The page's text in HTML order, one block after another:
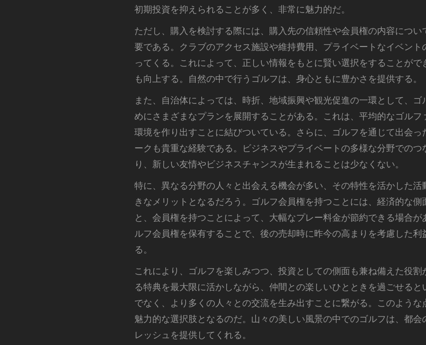
初期投資を抑えられることが多く、非常に魅力的だ。
ただし、購入を検討する際には、購入先の信頼性や会員権の内容につい
要である。クラブのアクセス施設や維持費用、プライベートなイベント
ってくる。これによって、正しい情報をもとに賢い選択をすることがで
も向上する。自然の中で行うゴルフは、身心ともに豊かさを提供する。
また、自治体によっては、時折、地域振興や観光促進の一環として、ゴ
めにさまざまなプランを展開することがある。これは、平均的なゴルフ
環境を作り出すことに結びついている。さらに、ゴルフを通じて出会っ
ークも貴重な経験である。ビジネスやプライベートの多様な分野でのつ
り、新しい友情やビジネスチャンスが生まれることは少なくない。
特に、異なる分野の人々と出会える機会が多い、その特性を活かした活
きなメリットとなるだろう。ゴルフ会員権を持つことには、経済的な側
と、会員権を持つことによって、大幅なプレー料金が節約できる場合が
ルフ会員権を保有することで、後の売却時に昨今の高まりを考慮した利
る。
これにより、ゴルフを楽しみつつ、投資としての側面も兼ね備えた役割
る特典を最大限に活かしながら、仲間との楽しいひとときを過ごせると
でなく、より多くの人々との交流を生み出すことに繋がる。このような
魅力的な選択肢となるのだ。山々の美しい風景の中でのゴルフは、都会
レッシュを提供してくれる。